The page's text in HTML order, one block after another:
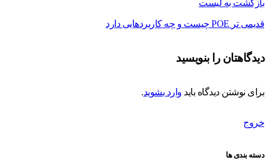
بازگشت به لیست
قدیمی تر POE چیست و چه کاربردهایی دارد
دیدگاهتان را بنویسید
برای نوشتن دیدگاه باید وارد بشوید.
خروج
دسته بندی ها